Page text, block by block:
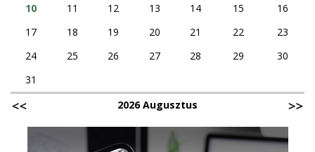
10
11 12 13 14 15
16
17
18 19 20 21 22
23
24
25 26 27 28 29
30
31
2026 Augusztus